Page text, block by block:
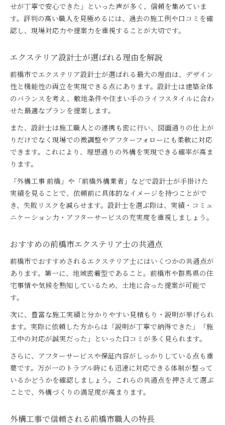
エクステリア士に相談する際のポイント
外構工事で後悔しないポイントを前橋で知る
前橋市の職人が教える後悔しない外構工事
エクステリア設計士選びで失敗しない方法
前橋市で外構工事を成功させるポイント
職人が解説する外構工事のチェックリスト
プロの職人と夢の庭づくりを前橋で実現する
おすすめ職人と創る長持ちする庭づくり
前橋市のエクステリア士が提案する庭の魅力
職人と共に進める前橋市の庭リフォーム術
せが丁寧で安心できた」といった声が多く、信頼を集めていま
す。評判の高い職人を見極めるには、過去の施工例や口コミを確
認し、現場対応力や提案力を重視することが大切です。
エクステリア設計士が選ばれる理由を解説
前橋市でエクステリア設計士が選ばれる最大の理由は、デザイン
性と機能性の両立を実現できる点にあります。設計士は建築全体
のバランスを考え、敷地条件や住まい手のライフスタイルに合わ
せた最適なプランを提案します。
また、設計士は施工職人との連携も密に行い、図面通りの仕上が
りだけでなく現場での微調整やアフターフォローにも柔軟に対応
できます。これにより、理想通りの外構を実現できる確率が高ま
ります。
「外構工事 前橋」や「前橋外構業者」などで設計士が手掛けた
実績を見ることで、依頼前に具体的なイメージを持つことがで
き、失敗リスクを減らせます。設計士を選ぶ際は、実績・コミュ
ニケーション力・アフターサービスの充実度を重視しましょう。
おすすめの前橋市エクステリア士の共通点
前橋市でおすすめされるエクステリア士にはいくつかの共通点が
あります。第一に、地域密着型であること。前橋市や群馬県の住
宅事情や気候を熟知しているため、土地に合った提案が可能で
す。
次に、豊富な施工実績と分かりやすい見積もり・説明が挙げられ
ます。実際に依頼した方からは「説明が丁寧で納得できた」「施
工中の対応が誠実だった」といった口コミが多く見られます。
さらに、アフターサービスや保証内容がしっかりしている点も重
要です。万が一のトラブル時にも迅速に対応できる体制が整って
いるかどうかを確認しましょう。これらの共通点を押さえて選ぶ
ことで、外構づくりの満足度が高まります。
外構工事で信頼される前橋市職人の特長